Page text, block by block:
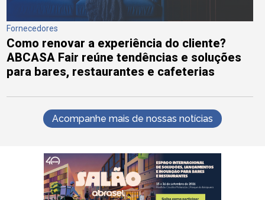
Fornecedores
Como renovar a experiência do cliente?
ABCASA Fair reúne tendências e soluções
para bares, restaurantes e cafeterias
Acompanhe mais de nossas notícias